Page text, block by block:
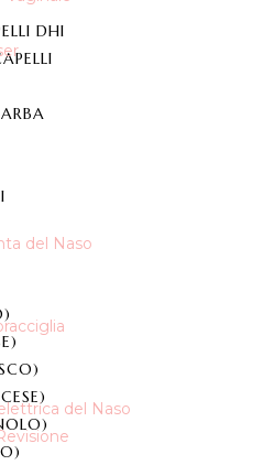
DHI
)
)
)
)
)
)
del Naso
del Naso